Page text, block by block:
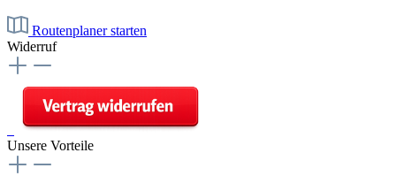
Routenplaner starten
Widerruf
Unsere Vorteile